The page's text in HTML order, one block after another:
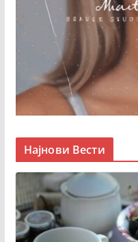
Најнови Вести